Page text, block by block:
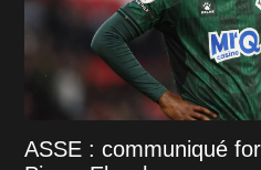
ASSE : communiqué